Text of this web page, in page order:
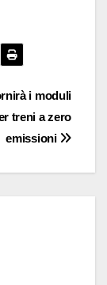
i moduli
treni a zero
emissioni